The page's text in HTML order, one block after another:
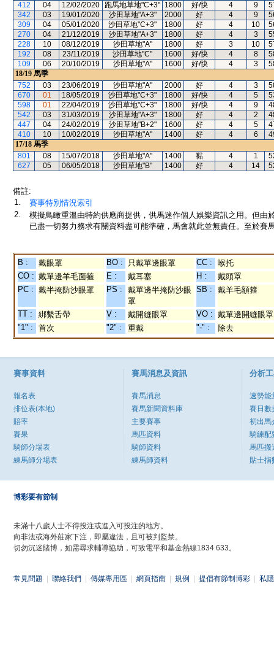
412
04 12/02/2020 跑馬地草地"C+3" 1800 好/快 4 9
342
03 19/01/2020 沙田草地"A+3" 2000 好 4 9
309
04 05/01/2020 沙田草地"C+3" 1800 好 4 10
270
04 21/12/2019 沙田草地"A+3" 1800 好 4 3
228
10 08/12/2019 沙田草地"A" 1800 好 3 10
192
08 23/11/2019 沙田草地"C" 1600 好/快 4 8
109
06 20/10/2019 沙田草地"A" 1600 好/快 4 3
18/19 馬季
752
03 23/06/2019 沙田草地"A" 2000 好 4 3
670
01 18/05/2019 沙田草地"C+3" 1800 好/快 4 5
598
01 22/04/2019 沙田草地"C+3" 1800 好/快 4 9
542
03 31/03/2019 沙田草地"A+3" 1800 好 4 2
447
04 24/02/2019 沙田草地"B+2" 1600 好 4 5
410
10 10/02/2019 沙田草地"A" 1400 好 4 6
17/18 馬季
801
08 15/07/2018 沙田草地"A" 1400 黏 4 1
627
05 06/05/2018 沙田草地"B" 1400 好 4 14
備註:
1.
賽事特別情況索引
2.
模擬鳥瞰重溫由特約供應商提供，供馬迷作個人娛樂資訊之用。但
已盡一切努力務求有關資料盡可能準確，馬會就此並無責任。至於賽
B : 戴眼罩 BO : 只戴單邊眼罩 CC :
喉托
CO : 戴單邊羊毛面箍 E : 戴耳塞 H :
戴頭罩
PC : 戴半掩防沙眼罩 PS :
戴單邊半掩防沙眼
罩
SB : 戴羊毛額箍
TT : 綁繫舌帶 V : 戴開縫眼罩 VO : 戴單邊開縫眼罩
"1" :
首次 "2" : 重戴 "-" : 除去
賽事資料
報名表
排位表(本地)
賠率
賽果
騎師分場表
練馬師分場表
賽馬消息及資訊
賽馬消息
賽馬新聞資料庫
主要賽事
馬匹資料
騎師資料
練馬師資料
分析
速勢能
賽日數
初出馬
騎練配
馬匹搬
貼士指
博彩要有節制
未滿十八歲人士不得投注或進入可投注的地方。
向非法或海外莊家下注，即屬違法，且可被判監禁。
切勿沉迷賭博，如需尋求輔導協助，可致電平和基金熱線1834 633。
常見問題 聯絡我們 傳媒專用區 網頁指南 規例 提倡有節制博彩 私